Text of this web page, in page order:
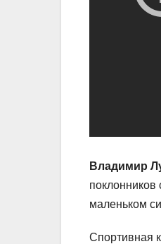
Владимир
маленьком
Спортивная